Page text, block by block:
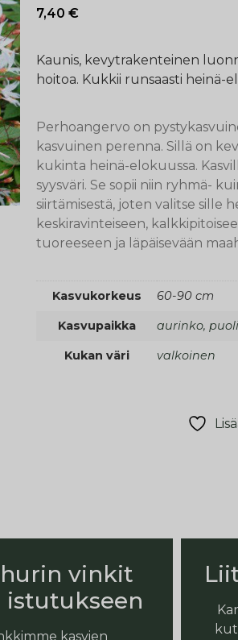
7,40 €
Kaunis, kevytrakenteinen
hoitoa. Kukkii runsaasti heinä-
Perhoangervo on
kasvuinen perenna. Sillä on
kukinta heinä-elokuussa.
syysväri. Se sopii niin ryhmä-
siirtämisestä, joten valitse sille
keskiravinteiseen,
tuoreeseen ja läpäisevään
Kasvukorkeus 60-90 cm
Kasvupaikka aurinko,
Kukan väri valkoinen
vinkit
kasvien